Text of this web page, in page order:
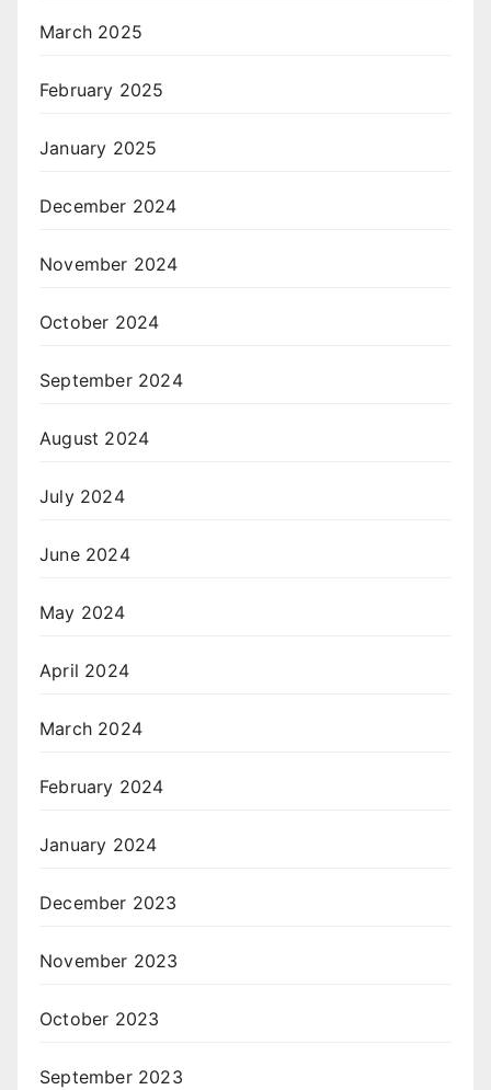
March 2025
February 2025
January 2025
December 2024
November 2024
October 2024
September 2024
August 2024
July 2024
June 2024
May 2024
April 2024
March 2024
February 2024
January 2024
December 2023
November 2023
October 2023
September 2023